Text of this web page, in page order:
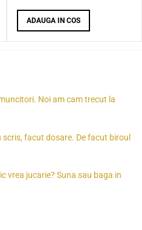
ADAUGA IN COS
Noi am cam trecut la
facut dosare. De facut biroul
vrea jucarie? Suna sau baga in